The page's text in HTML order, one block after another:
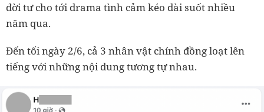
đời tư cho tới drama tình cảm kéo dài suốt nhiều
năm qua.
Đến tối ngày 2/6, cả 3 nhân vật chính đồng loạt lên
tiếng với những nội dung tương tự nhau.